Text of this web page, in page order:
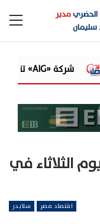
مدير
الثلاثاء في
اقتصاد مصر سلايدر